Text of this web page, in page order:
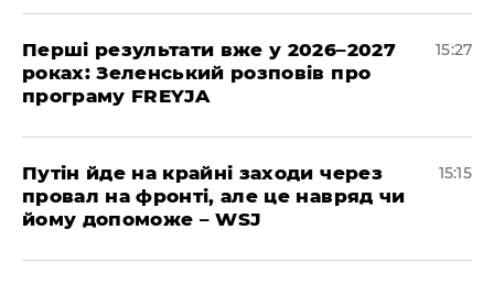
Перші результати вже у 2026–2027
роках: Зеленський розповів про
програму FREYJA
15:27
Путін йде на крайні заходи через
провал на фронті, але це навряд чи
йому допоможе – WSJ
15:15